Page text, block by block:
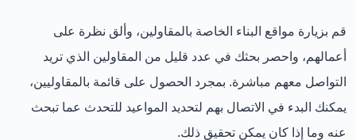
قم بزيارة مواقع البناء الخاصة بالمقاولين، وألق نظرة على
أعمالهم، واحصر بحثك في عدد قليل من المقاولين الذي تريد
التواصل معهم مباشرة. بمجرد الحصول على قائمة بالمقاوليين،
يمكنك البدء في الاتصال بهم لتحديد المواعيد للتحدث عما تبحث
عنه وما إذا كان يمكن تحقيق ذلك.